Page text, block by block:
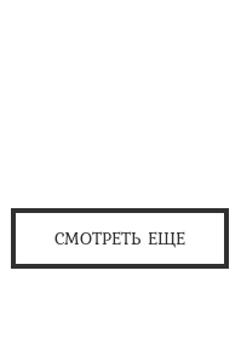
СМОТРЕТЬ ЕЩЕ